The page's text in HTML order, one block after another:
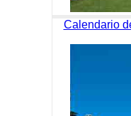
Calendario